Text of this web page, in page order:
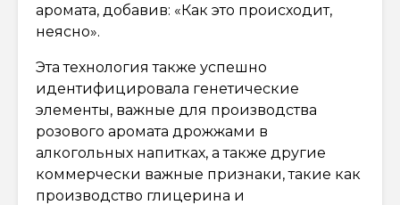
аромата, добавив: «Как это происходит,
неясно».
Эта технология также успешно
идентифицировала генетические
элементы, важные для производства
розового аромата дрожжами в
алкогольных напитках, а также другие
коммерчески важные признаки, такие как
производство глицерина и